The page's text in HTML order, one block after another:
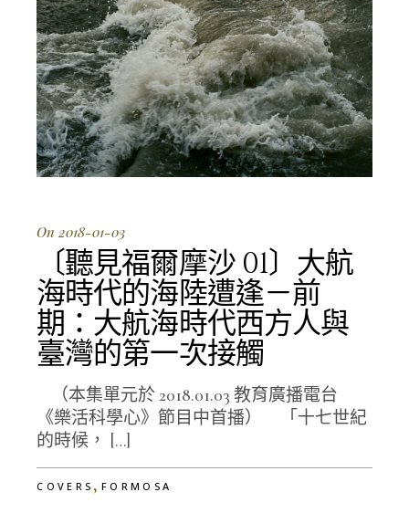
On 2018-01-03
〔聽見福爾摩沙 01〕大航
海時代的海陸遭逢－前
期：大航海時代西方人與
臺灣的第一次接觸
（本集單元於 2018.01.03 教育廣播電台
《樂活科學心》節目中首播） 「十七世紀
的時候， […]
COVERS ,FORMOSA